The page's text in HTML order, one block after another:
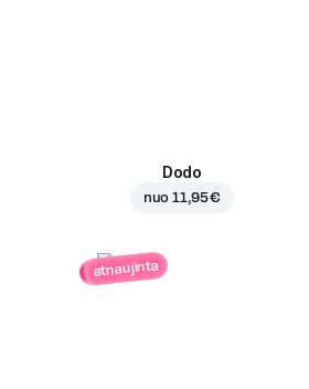
Dodo
nuo11,95 €
atnaujinta